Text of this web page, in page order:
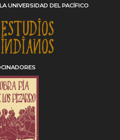
UNIVERSIDAD DEL PACÍFICO